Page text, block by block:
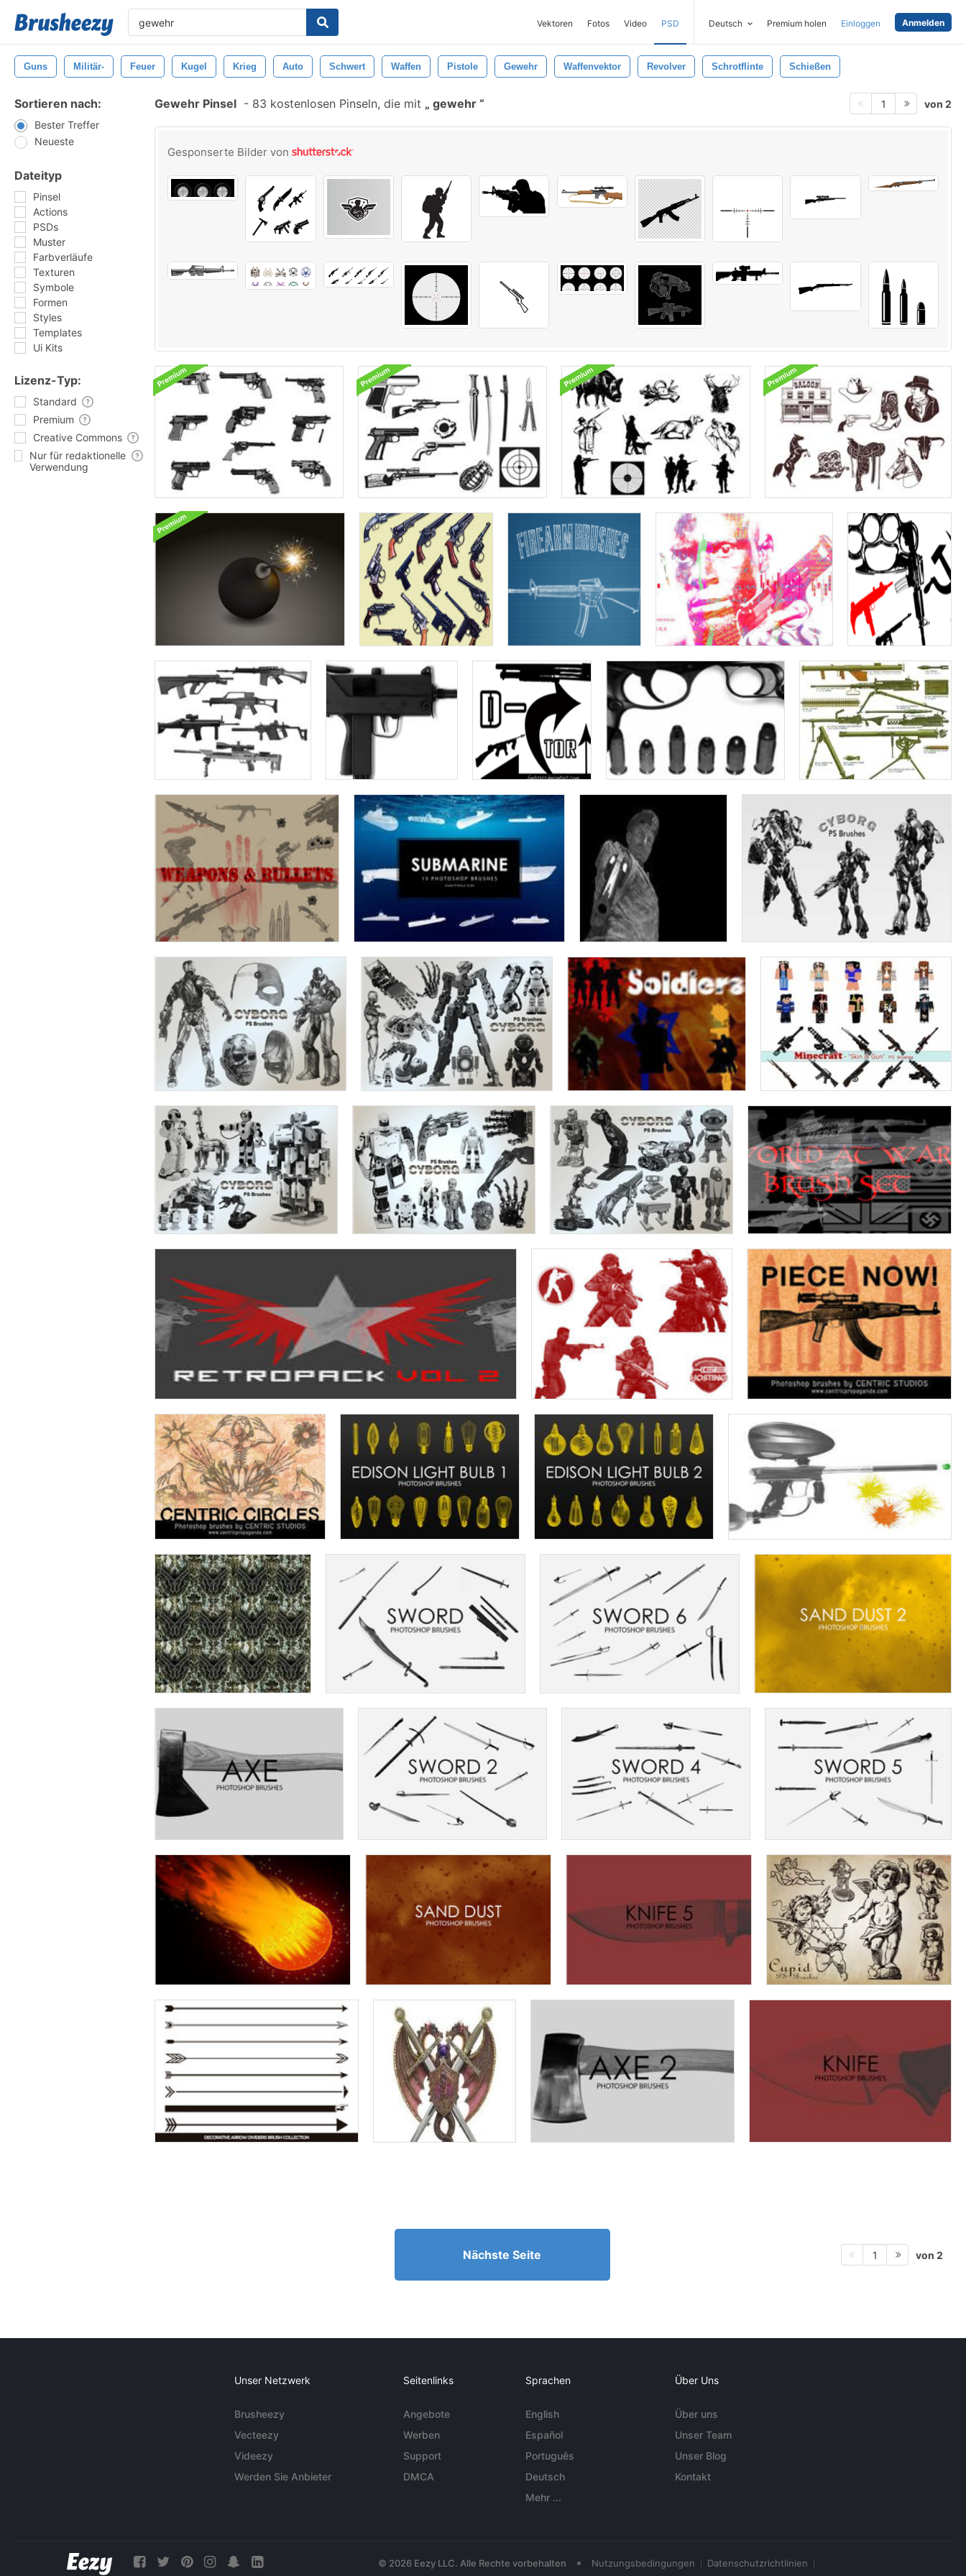
Vektoren Fotos Video PSD Deutsch Premium holen Einloggen Anmelden
Guns Militär- Feuer Kugel Krieg Auto Schwert Waffen Pistole Gewehr Waffenvektor Revolver Schrotflinte Schießen
Sortieren nach:
Bester Treffer
Neueste
Dateityp
Pinsel
Actions
PSDs
Muster
Farbverläufe
Texturen
Symbole
Formen
Styles
Templates
Ui Kits
Lizenz-Typ:
Standard
Premium
Creative Commons
Nur für redaktionelle
Verwendung
Gewehr Pinsel - 83 kostenlosen Pinseln, die mit gewehr 1 von 2
Gesponserte Bilder von
Nächste Seite 1 von 2
Unser Netzwerk
Brusheezy
Vecteezy
Videezy
Werden Sie Anbieter
Seitenlinks
Angebote
Werben
Support
DMCA
Sprachen
English
Español
Português
Deutsch
Mehr ...
Über Uns
Über uns
Unser Team
Unser Blog
Kontakt
© 2026 Eezy LLC. Alle Rechte vorbehalten • Nutzungsbedingungen Datenschutzrichtlinien